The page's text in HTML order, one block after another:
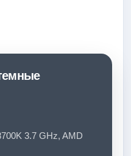
3.7 GHz, AMD